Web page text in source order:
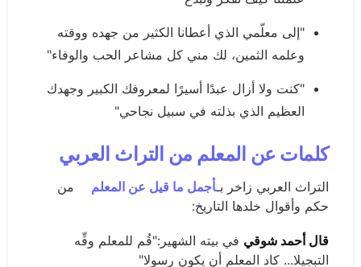
"إلى معلّمي الذي أعطانا الكثير من جهده ووقته
وعلمه الثمين، لك مني كل مشاعر الحب والوفاء"
"كنت ولا أزال عبدًا أسيرًا لمعروفك الكبير وجهدك
العظيم الذي بذلته في سبيل نجاحي"
كلمات عن المعلم من التراث العربي
التراث العربي زاخر بـأجمل ما قيل عن المعلم
من
حكم وأقوال خلدها التاريخ:
قال أحمد شوقي في بيته الشهير:"قُم للمعلم وفِّه
التبجيلا... كاد المعلم أن يكون رسولا"